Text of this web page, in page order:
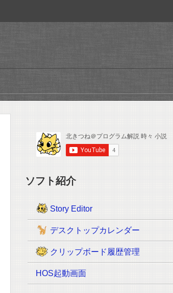
ソフト紹介
Story Editor
デスクトップカレンダー
クリップボード履歴管理
HOS起動画面